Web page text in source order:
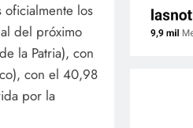
los
del próximo
la Patria), con
con el 40,98
por la